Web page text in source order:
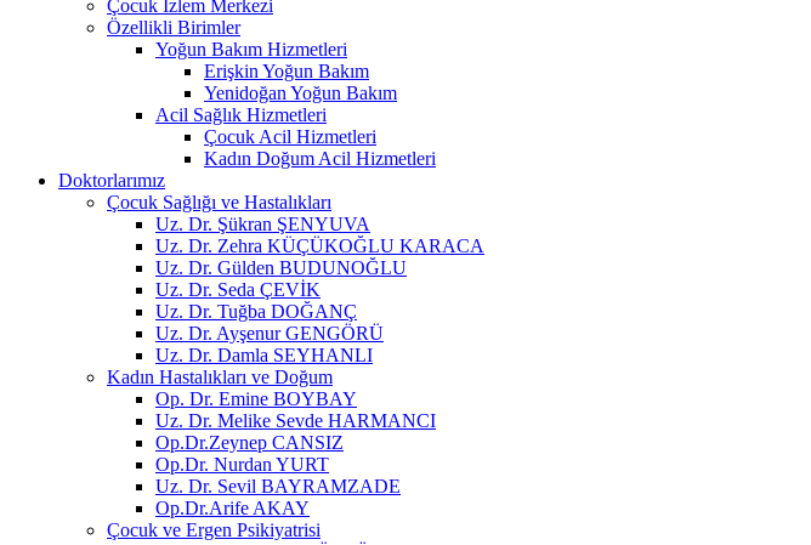
Çocuk İzlem Merkezi
Özellikli Birimler
Yoğun Bakım Hizmetleri
Erişkin Yoğun Bakım
Yenidoğan Yoğun Bakım
Acil Sağlık Hizmetleri
Çocuk Acil Hizmetleri
Kadın Doğum Acil Hizmetleri
Doktorlarımız
Çocuk Sağlığı ve Hastalıkları
Uz. Dr. Şükran ŞENYUVA
Uz. Dr. Zehra KÜÇÜKOĞLU KARACA
Uz. Dr. Gülden BUDUNOĞLU
Uz. Dr. Seda ÇEVİK
Uz. Dr. Tuğba DOĞANÇ
Uz. Dr. Ayşenur GENGÖRÜ
Uz. Dr. Damla SEYHANLI
Kadın Hastalıkları ve Doğum
Op. Dr. Emine BOYBAY
Uz. Dr. Melike Sevde HARMANCI
Op.Dr.Zeynep CANSIZ
Op.Dr. Nurdan YURT
Uz. Dr. Sevil BAYRAMZADE
Op.Dr.Arife AKAY
Çocuk ve Ergen Psikiyatrisi